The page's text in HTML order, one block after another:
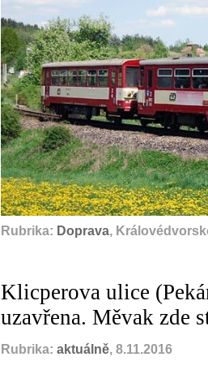
Rubrika: Doprava,
Klicperova ulice
uzavřena. Měvak zde
Rubrika: aktuálně, 8.11.2016